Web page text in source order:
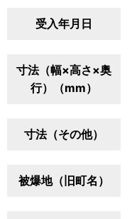
受入年月日
寸法（幅×高さ×奥
行）（mm）
寸法（その他）
被爆地（旧町名）